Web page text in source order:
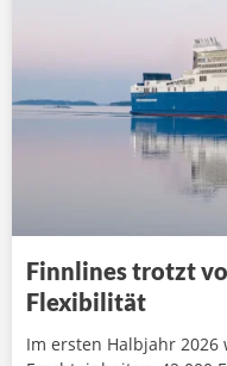
Finnlines trotzt
Flexibilität
Im ersten Halbjahr